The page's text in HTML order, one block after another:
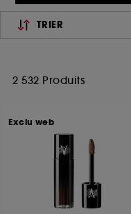
TRIER
2 532 Produits
Exclu web